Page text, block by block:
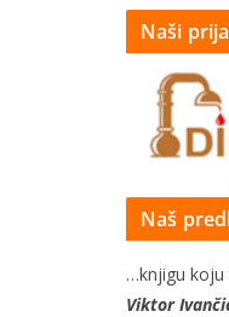
Naši
Naš
…knjigu koju
Viktor